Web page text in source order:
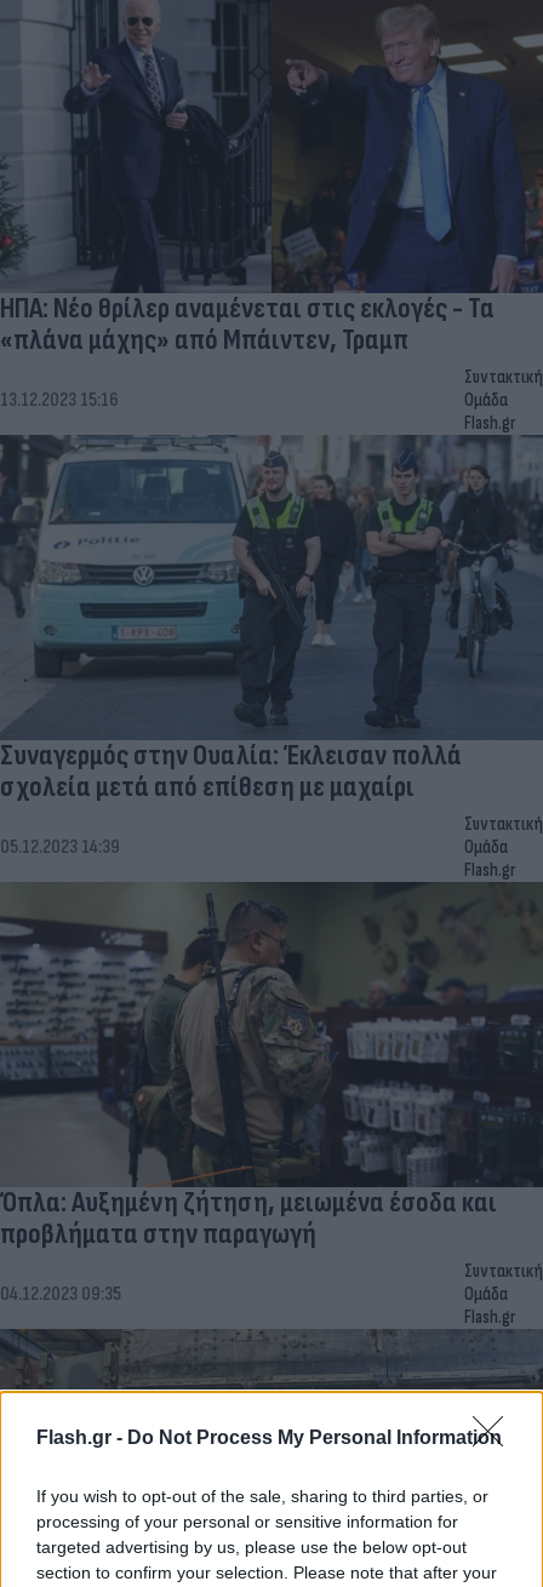
Flash.gr - Do Not Process My Personal Information
If you wish to opt-out of the sale, sharing to third parties, or
processing of your personal or sensitive information for
targeted advertising by us, please use the below opt-out
section to confirm your selection. Please note that after your
ΗΠΑ: Νέο θρίλερ αναμένεται στις εκλογές - Τα
«πλάνα μάχης» από Μπάιντεν, Τραμπ
13.12.2023 15:16
Συντακτική
Ομάδα
Flash.gr
Συναγερμός στην Ουαλία: Έκλεισαν πολλά
σχολεία μετά από επίθεση με μαχαίρι
05.12.2023 14:39
Συντακτική
Ομάδα
Flash.gr
Όπλα: Αυξημένη ζήτηση, μειωμένα έσοδα και
προβλήματα στην παραγωγή
04.12.2023 09:35
Συντακτική
Ομάδα
Flash.gr